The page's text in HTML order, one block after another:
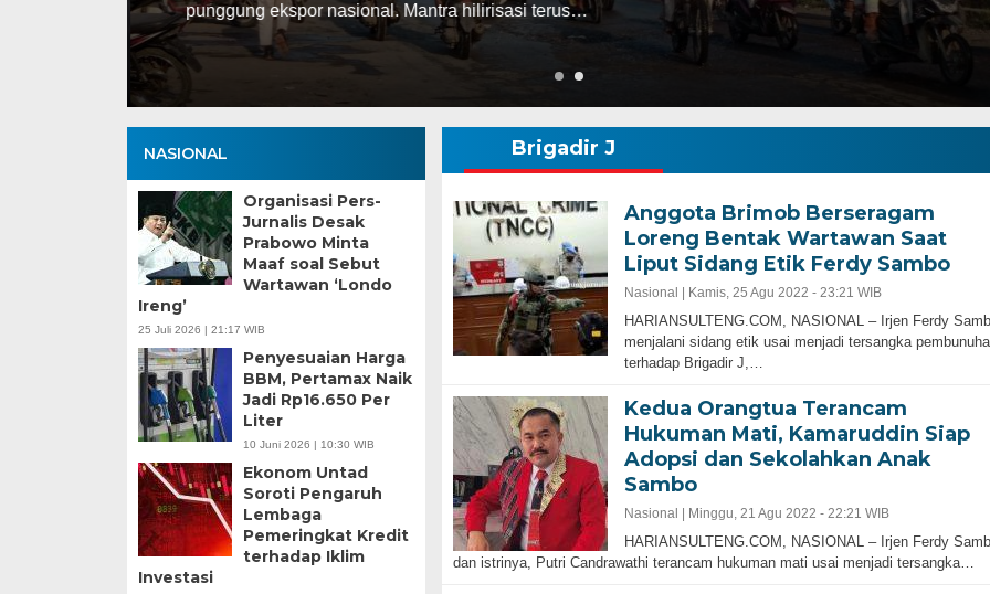
punggung ekspor nasional. Mantra hilirisasi terus…
NASIONAL
Organisasi Pers-
Jurnalis Desak
Prabowo Minta
Maaf soal Sebut
Wartawan ‘Londo
Ireng’
25 Juli 2026 | 21:17 WIB
Penyesuaian Harga
BBM, Pertamax Naik
Jadi Rp16.650 Per
Liter
10 Juni 2026 | 10:30 WIB
Ekonom Untad
Soroti Pengaruh
Lembaga
Pemeringkat Kredit
terhadap Iklim
Investasi
Brigadir J
Anggota Brimob Berseragam
Loreng Bentak Wartawan Saat
Liput Sidang Etik Ferdy Sambo
Nasional | Kamis, 25 Agu 2022 - 23:21 WIB
HARIANSULTENG.COM, NASIONAL – Irjen Ferdy
menjalani sidang etik usai menjadi tersangka
terhadap Brigadir J,…
Kedua Orangtua Terancam
Hukuman Mati, Kamaruddin Siap
Adopsi dan Sekolahkan Anak
Sambo
Nasional | Minggu, 21 Agu 2022 - 22:21 WIB
HARIANSULTENG.COM, NASIONAL – Irjen Ferdy
dan istrinya, Putri Candrawathi terancam hukuman mati usai menjadi tersangka…